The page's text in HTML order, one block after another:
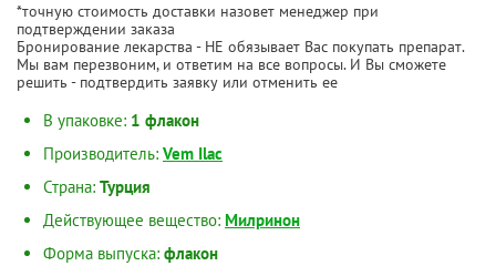
*точную стоимость доставки назовет менеджер при
подтверждении заказа
Бронирование лекарства - НЕ обязывает Вас покупать препарат.
Мы вам перезвоним, и ответим на все вопросы. И Вы сможете
решить - подтвердить заявку или отменить ее
В упаковке: 1 флакон
Производитель: Vem Ilac
Страна: Турция
Действующее вещество: Милринон
Форма выпуска: флакон